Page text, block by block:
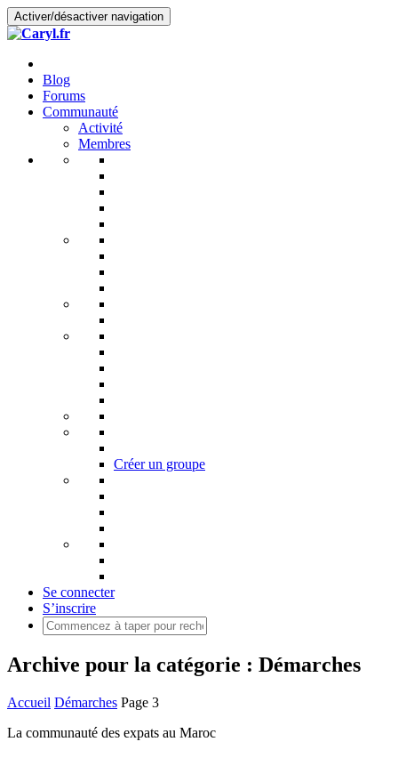
Activer/désactiver navigation
Blog
Forums
Communauté
Activité
Membres
Créer un groupe
Se connecter
S’inscrire
Archive pour la catégorie : Démarches
Accueil Démarches Page 3
La communauté des expats au Maroc